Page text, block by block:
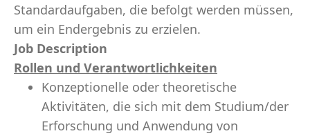
Standardaufgaben, die befolgt werden müssen,
um ein Endergebnis zu erzielen.
Job Description
Rollen und Verantwortlichkeiten
Konzeptionelle oder theoretische
Aktivitäten, die sich mit dem Studium/der
Erforschung und Anwendung von